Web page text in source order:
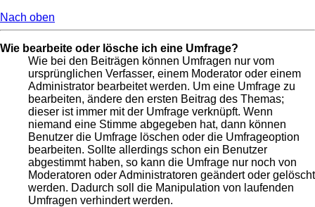
Nach oben
Wie bearbeite oder lösche ich eine Umfrage?
Wie bei den Beiträgen können Umfragen nur vom
ursprünglichen Verfasser, einem Moderator oder einem
Administrator bearbeitet werden. Um eine Umfrage zu
bearbeiten, ändere den ersten Beitrag des Themas;
dieser ist immer mit der Umfrage verknüpft. Wenn
niemand eine Stimme abgegeben hat, dann können
Benutzer die Umfrage löschen oder die Umfrageoption
bearbeiten. Sollte allerdings schon ein Benutzer
abgestimmt haben, so kann die Umfrage nur noch von
Moderatoren oder Administratoren geändert oder gelöscht
werden. Dadurch soll die Manipulation von laufenden
Umfragen verhindert werden.